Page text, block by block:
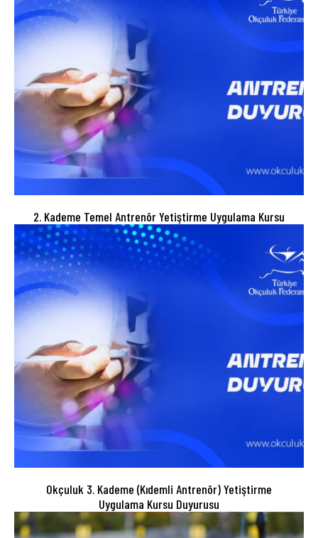
2. Kademe Temel Antrenör Yetiştirme Uygulama Kursu
Okçuluk 3. Kademe (Kıdemli Antrenör) Yetiştirme
Uygulama Kursu Duyurusu